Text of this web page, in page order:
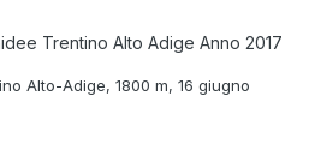
Trentino Alto Adige Anno 2017
Alto-Adige, 1800 m, 16 giugno